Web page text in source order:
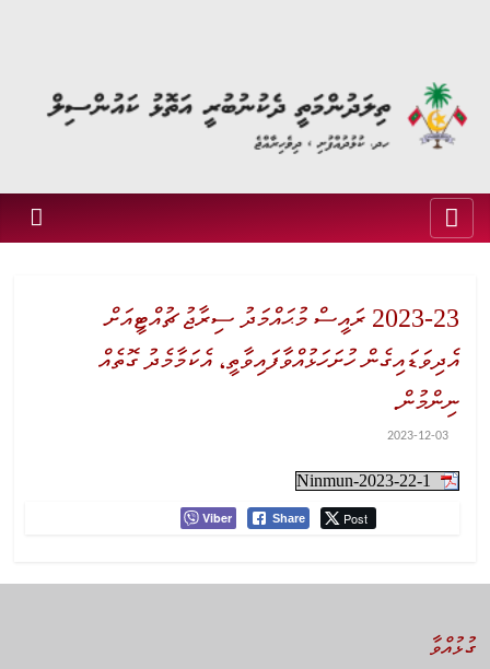
2023-23 ރައީސް މުޙައްމަދު ސިރާޖު ޗުއްޓީއަށް
އެދިވަޑައިގެން ހުށަހަޅުއްވާފައިވާތީ، އެކަމާމެދު ގޮތެއް
ނިންމުން.
2023-12-03
Ninmun-2023-22-1
Viber Share Post
ގުޅުއްވާ